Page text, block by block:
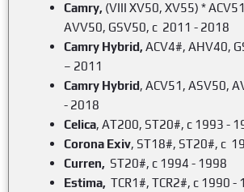
Camry, (VIII XV50, XV55) *
AVV50, GSV50, c 2011 - 2018
Camry Hybrid, ACV4#, AHV40,
– 2011
Camry Hybrid, ACV51, ASV50,
- 2018
Celica, AT200, ST20#, c 1993 -
Corona Exiv, ST18#, ST20#, c
Curren, ST20#, c 1994 - 1998
Estima, TCR1#, TCR2#, c 1990 -